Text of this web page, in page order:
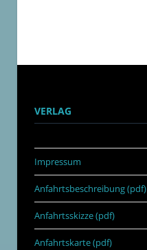
VERLAG
Impressum
Anfahrtsbeschreibung (pdf)
Anfahrtsskizze (pdf)
Anfahrtskarte (pdf)